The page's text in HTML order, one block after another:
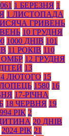
061 1 БЕРЕЗНЯ 1
1 ЛИСТОПАДА
ГРИВЕНЬ
10 ГРУДНЯ
1000 ДНІВ 101
11 РОКІВ 110
ОМБР 12 ГРУДНЯ
13
ЛЮТОГО 15
1580 16
17-РІЧНА
18 ЧЕРВНЯ 19
РІК 2
20 ДНІВ
2024 РІК 21